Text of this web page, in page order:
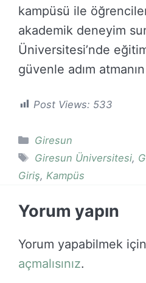
kampüsü ile
akademik deneyim
Üniversitesi’nde
güvenle adım atmanın
Post Views: 533
Kategoriler
Giresun
Etiketler
Giresun Üniversitesi,
Giriş, Kampüs
Yorum yapın
Yorum yapabilmek için
açmalısınız.